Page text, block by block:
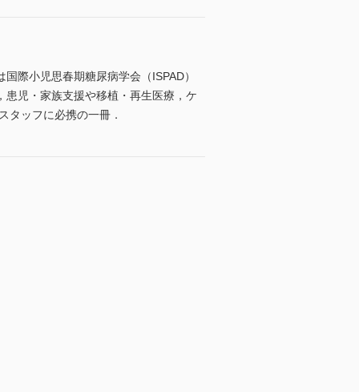
際小児思春期糖尿病学会（ISPAD）
児・家族支援や移植・再生医療，ケ
タッフに必携の一冊．